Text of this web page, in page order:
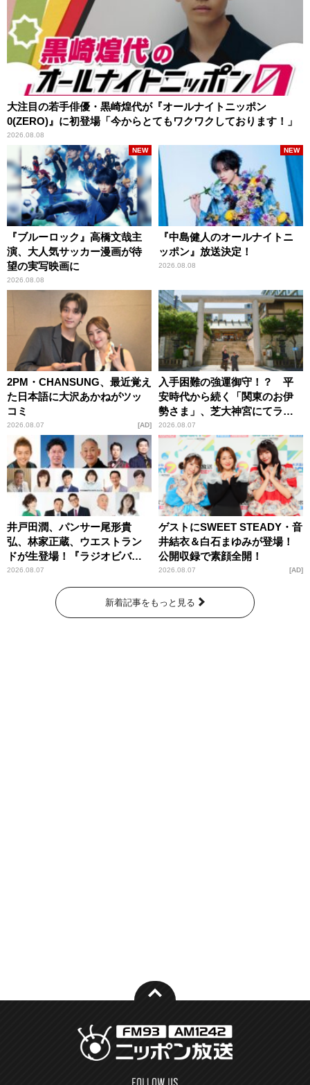
大注目の若手俳優・黒崎煌代が『オールナイトニッポン
0(ZERO)』に初登場「今からとてもワクワクしております！」
2026.08.08
『ブルーロック』高橋文哉主
演、大人気サッカー漫画が待
望の実写映画に
2026.08.08
NEW
『中島健人のオールナイトニ
ッポン』放送決定！
2026.08.08
NEW
2PM・CHANSUNG、最近覚え
た日本語に大沢あかねがツッ
コミ
2026.08.07 AD
入手困難の強運御守！？ 平
安時代から続く「関東のお伊
勢さま」、芝大神宮にてラン
パンプスが合格祈願！
2026.08.07
井戸田潤、パンサー尾形貴
弘、林家正蔵、ウエストラン
ドが生登場！『ラジオビバリ
ー昼ズ』
2026.08.07
ゲストにSWEET STEADY・音
井結衣＆白石まゆみが登場！
公開収録で素顔全開！
2026.08.07 AD
新着記事をもっと見る